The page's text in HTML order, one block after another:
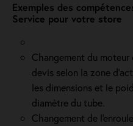
Exemples des
Service pour votre store
Changement du
devis selon la zone
les dimensions et le
diamètre du tube.
Changement de